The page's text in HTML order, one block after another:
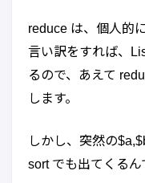
reduce は、個人的
言い訳をすれば、
るので、あえて
します。
しかし、突然の
sort でも出てくるん